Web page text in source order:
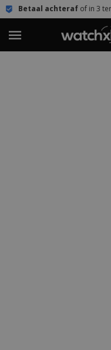
of in 3 termijnen